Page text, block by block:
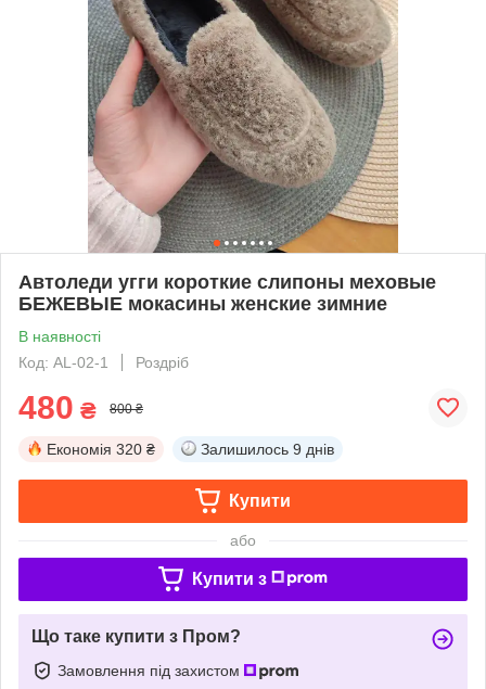
Автоледи угги короткие слипоны меховые
БЕЖЕВЫЕ мокасины женские зимние
В наявності
Код: AL-02-1
Роздріб
480 ₴ 800 ₴
Економія 320 ₴ Залишилось 9 днів
Купити
або
Купити з
Що таке купити з Пром?
Замовлення під захистом